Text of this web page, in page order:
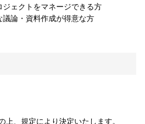
ェクトをマネージできる方
論・資料作成が得意な方
上、規定により決定いたします。